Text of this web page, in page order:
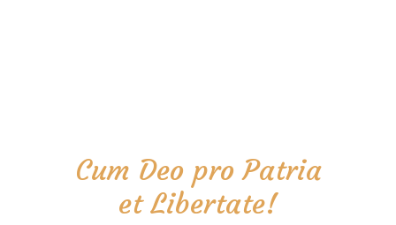
Cum Deo pro Patria
et Libertate!